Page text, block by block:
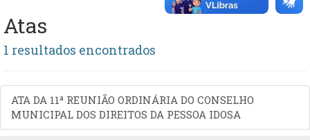
Atas
1 resultados encontrados
ATA DA 11ª REUNIÃO ORDINÁRIA DO CONSELHO
MUNICIPAL DOS DIREITOS DA PESSOA IDOSA